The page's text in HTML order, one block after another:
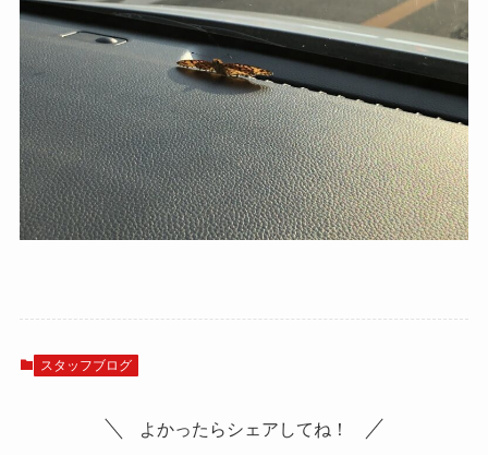
スタッフブログ
よかったらシェアしてね！